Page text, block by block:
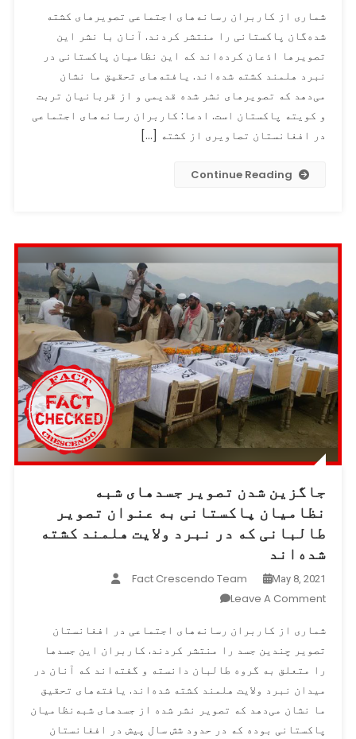
تصاویر
قربانیان
تربت
و
کویته
پاکستان
افغانستان
شماری از کاربران رسانه‌های اجتماعی تصویرهای کشته
شده‌گان پاکستانی را منتشر کردند. آنان با نشر این
تصویرها اذعان کرده‌اند که این نظامیان پاکستانی در
نبرد هلمند کشته شده‌اند. یافته‌های تحقیق ما نشان
می‌دهد که تصویرهای نشر شده قدیمی و از قربانیان تربت
و کویته پاکستان است. ادعا: کاربران رسانه‌های اجتماعی
در افغانستان تصاویری از کشته […]
Continue Reading
جاگزین شدن تصویر جسدهای شبه
نظامیان پاکستانی به عنوان تصویر
طالبانی که در نبرد ولایت هلمند کشته
شده‌اند
May 8, 2021
Fact Crescendo Team
Leave A Comment
شدن
تصویر
جسدهای
شبه
نظامیان
پاکستانی
شماری از کاربران رسانه‌های اجتماعی در افغانستان
تصویر چندین جسد را منتشر کردند. کاربران این جسدها
را متعلق به گروه طالبان دانسته و گفته‌اند که آنان در
میدان نبرد ولایت هلمند کشته شده‌اند. یافته‌های تحقیق
ما نشان می‌دهد که تصویر نشر شده از جسدهای شبه‌نظامیان
پاکستانی بوده که در حدود شش سال پیش در افغانستان